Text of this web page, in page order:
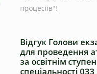
процесіів"!
Відгук Голови
для проведення
за освітнім
спеціальності